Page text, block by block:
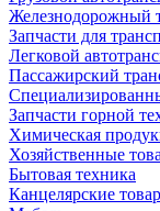
Железнодорожный
Запчасти для
Легковой
Пассажирский
Запчасти горной
Химическая
Хозяйственные
Бытовая техника
Канцелярские